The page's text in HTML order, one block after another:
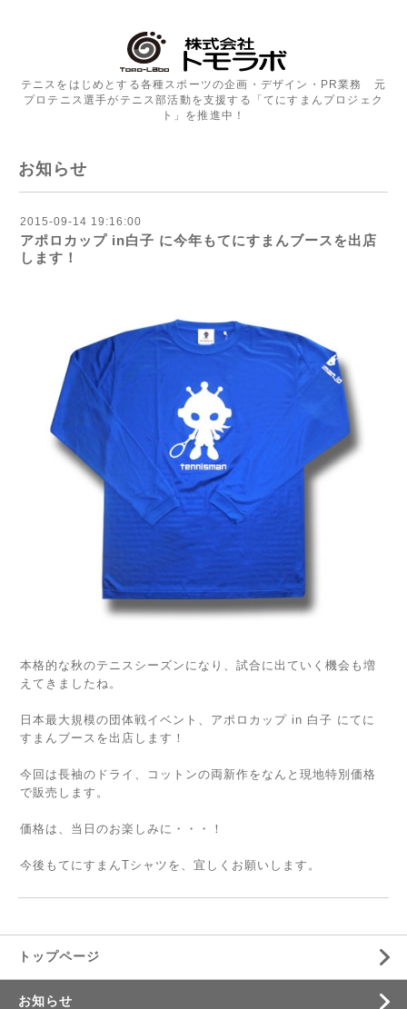
テニスをはじめとする各種スポーツの企画・デザイン・PR業務 元
プロテニス選手がテニス部活動を支援する「てにすまんプロジェク
ト」を推進中！
お知らせ
2015-09-14 19:16:00
アポロカップ in白子 に今年もてにすまんブースを出店
します！
本格的な秋のテニスシーズンになり、試合に出ていく機会も増
えてきましたね。
日本最大規模の団体戦イベント、アポロカップ in 白子 にてに
すまんブースを出店します！
今回は長袖のドライ、コットンの両新作をなんと現地特別価格
で販売します。
価格は、当日のお楽しみに・・・！
今後もてにすまんTシャツを、宜しくお願いします。
トップページ
お知らせ